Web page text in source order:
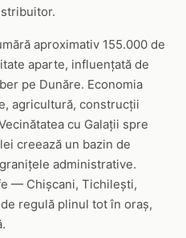
aproximativ 155.000 de
aparte, influențată de
pe Dunăre. Economia
agricultură, construcții
cu Galații spre
creează un bazin de
administrative.
— Chișcani, Tichilești,
regulă plinul tot în oraș,